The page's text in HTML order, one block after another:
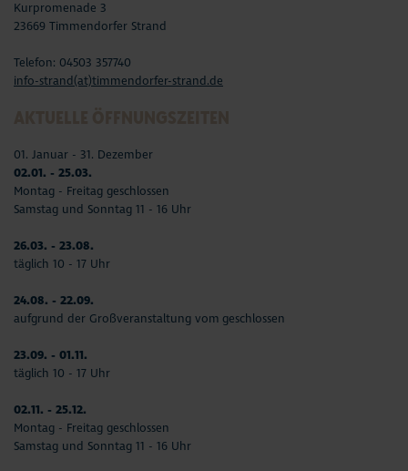
Kurpromenade 3
23669 Timmendorfer Strand
Telefon: 04503 357740
info-strand(at)timmendorfer-strand.de
01. Januar - 31. Dezember
02.01. - 25.03.
Montag - Freitag geschlossen
Samstag und Sonntag 11 - 16 Uhr
26.03. - 23.08.
täglich 10 - 17 Uhr
24.08. - 22.09.
aufgrund der Großveranstaltung vom geschlossen
23.09. - 01.11.
täglich 10 - 17 Uhr
02.11. - 25.12.
Montag - Freitag geschlossen
Samstag und Sonntag 11 - 16 Uhr